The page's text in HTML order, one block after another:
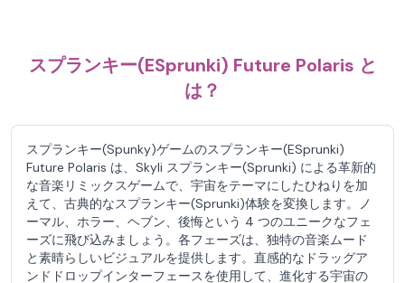
スプランキー(ESprunki) Future Polaris と
は？
スプランキー(Spunky)ゲームのスプランキー(ESprunki)
Future Polaris は、Skyli スプランキー(Sprunki) による革新的
な音楽リミックスゲームで、宇宙をテーマにしたひねりを加
えて、古典的なスプランキー(Sprunki)体験を変換します。ノ
ーマル、ホラー、ヘブン、後悔という 4 つのユニークなフェ
ーズに飛び込みましょう。各フェーズは、独特の音楽ムード
と素晴らしいビジュアルを提供します。直感的なドラッグア
ンドドロップインターフェースを使用して、進化する宇宙の